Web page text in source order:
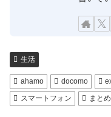
生活
ahamo docomo
スマートフォン
まとめ